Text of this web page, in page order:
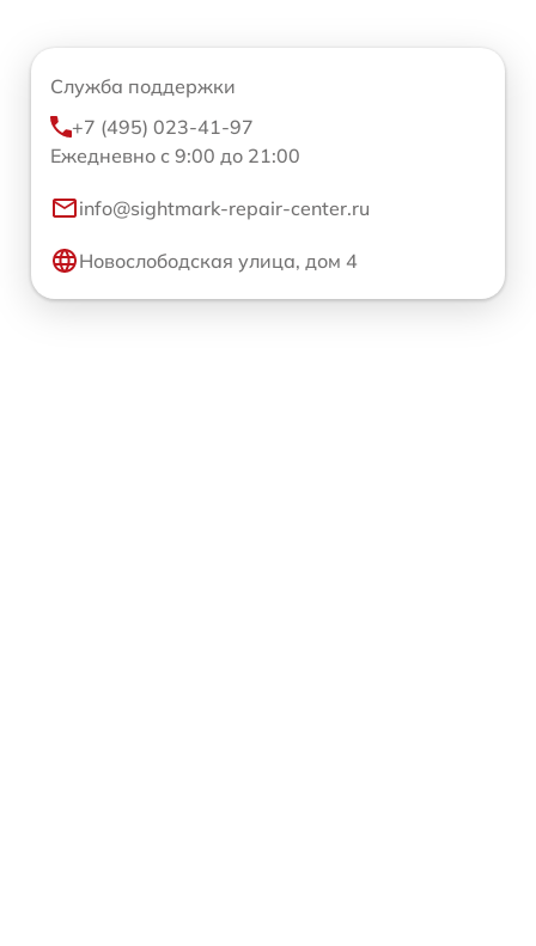
Служба поддержки
+7 (495) 023-41-97
Ежедневно с 9:00 до 21:00
info@sightmark-repair-center.ru
Новослободская улица, дом 4